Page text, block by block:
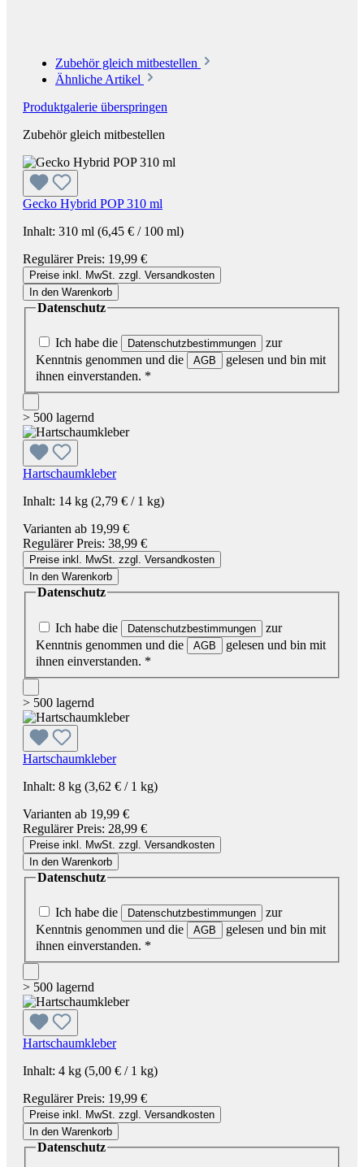
Zubehör gleich mitbestellen
Ähnliche Artikel
Produktgalerie überspringen
Zubehör gleich mitbestellen
Gecko Hybrid POP 310 ml
Inhalt: 310 ml (6,45 € / 100 ml)
Regulärer Preis: 19,99 €
Preise inkl. MwSt. zzgl. Versandkosten
In den Warenkorb
Datenschutz
Ich habe die Datenschutzbestimmungen
zur
Kenntnis genommen und die
AGB
gelesen und bin mit
ihnen einverstanden. *
> 500 lagernd
Hartschaumkleber
Inhalt: 14 kg (2,79 € / 1 kg)
Varianten ab 19,99 €
Regulärer Preis: 38,99 €
Preise inkl. MwSt. zzgl. Versandkosten
In den Warenkorb
Datenschutz
Ich habe die Datenschutzbestimmungen
zur
Kenntnis genommen und die
AGB
gelesen und bin mit
ihnen einverstanden. *
> 500 lagernd
Hartschaumkleber
Inhalt: 8 kg (3,62 € / 1 kg)
Varianten ab 19,99 €
Regulärer Preis: 28,99 €
Preise inkl. MwSt. zzgl. Versandkosten
In den Warenkorb
Datenschutz
Ich habe die Datenschutzbestimmungen
zur
Kenntnis genommen und die
AGB
gelesen und bin mit
ihnen einverstanden. *
> 500 lagernd
Hartschaumkleber
Inhalt: 4 kg (5,00 € / 1 kg)
Regulärer Preis: 19,99 €
Preise inkl. MwSt. zzgl. Versandkosten
In den Warenkorb
Datenschutz